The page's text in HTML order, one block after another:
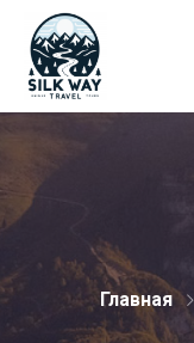
Главная